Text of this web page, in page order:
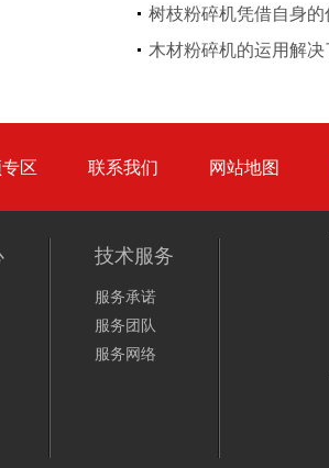
机 装修垃圾处理设备...
碎机 小型撕碎机
碎机
树枝粉碎机凭借自身
木材粉碎机的运用解
区 联系我们 网站地图
技术服务
服务承诺
服务团队
服务网络